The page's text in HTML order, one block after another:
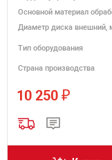
Основной материал
Диаметр диска внешний,
Тип оборудования
Страна производства
10 250 ₽